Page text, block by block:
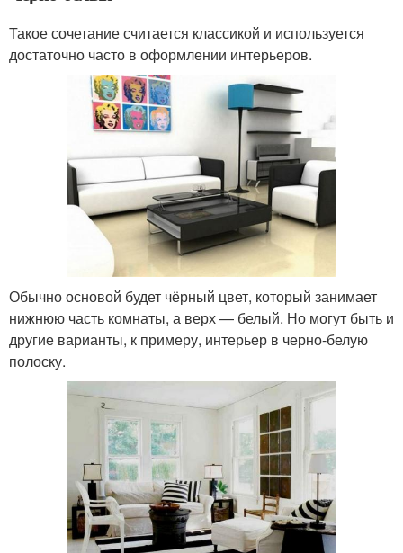
Такое сочетание считается классикой и используется
достаточно часто в оформлении интерьеров.
Обычно основой будет чёрный цвет, который занимает
нижнюю часть комнаты, а верх — белый. Но могут быть и
другие варианты, к примеру, интерьер в черно-белую
полоску.